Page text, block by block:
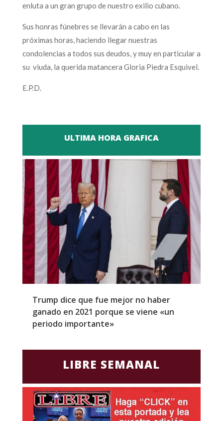
enluta a un gran grupo de nuestro exilio cubano.
Sus honras fúnebres se llevarán a cabo en las
próximas horas, haciendo llegar nuestras
condolencias a todos sus deudos, y muy en particular a
su viuda, la querida matancera Gloria Piedra Esquivel.
E.P.D.
ULTIMA HORA GRAFICA
Trump dice que fue mejor no haber
ganado en 2021 porque se viene «un
periodo importante»
LIBRE SEMANAL